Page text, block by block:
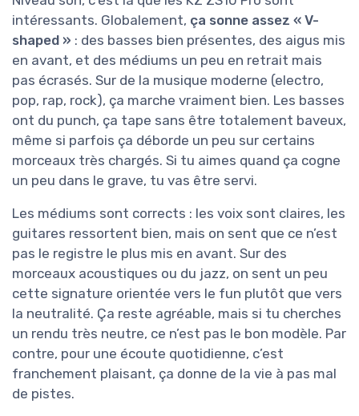
intéressants. Globalement, ça sonne assez « V-
shaped » : des basses bien présentes, des aigus mis
en avant, et des médiums un peu en retrait mais
pas écrasés. Sur de la musique moderne (electro,
pop, rap, rock), ça marche vraiment bien. Les basses
ont du punch, ça tape sans être totalement baveux,
même si parfois ça déborde un peu sur certains
morceaux très chargés. Si tu aimes quand ça cogne
un peu dans le grave, tu vas être servi.
Les médiums sont corrects : les voix sont claires, les
guitares ressortent bien, mais on sent que ce n’est
pas le registre le plus mis en avant. Sur des
morceaux acoustiques ou du jazz, on sent un peu
cette signature orientée vers le fun plutôt que vers
la neutralité. Ça reste agréable, mais si tu cherches
un rendu très neutre, ce n’est pas le bon modèle. Par
contre, pour une écoute quotidienne, c’est
franchement plaisant, ça donne de la vie à pas mal
de pistes.